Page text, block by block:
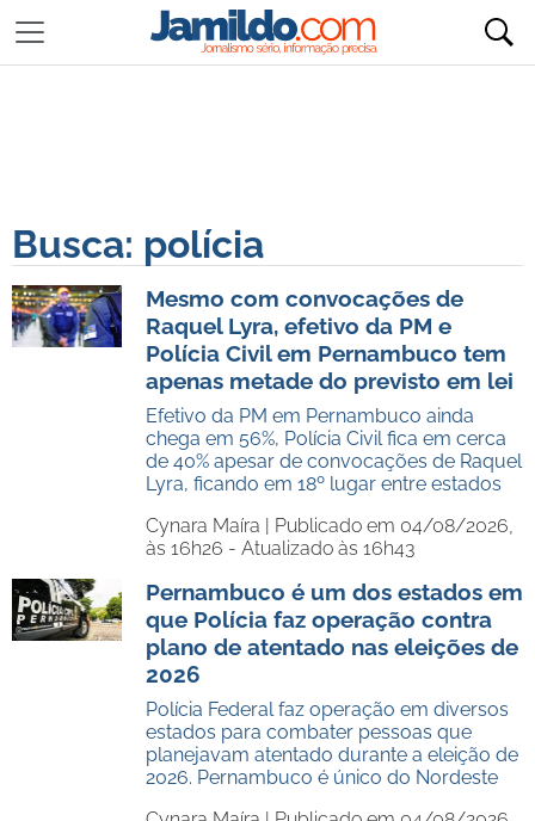
Busca: polícia
Mesmo com convocações de
Raquel Lyra, efetivo da PM e
Polícia Civil em Pernambuco tem
apenas metade do previsto em lei
Efetivo da PM em Pernambuco ainda
chega em 56%, Polícia Civil fica em cerca
de 40% apesar de convocações de Raquel
Lyra, ficando em 18º lugar entre estados
Cynara Maíra | Publicado em 04/08/2026,
às 16h26 - Atualizado às 16h43
Pernambuco é um dos estados em
que Polícia faz operação contra
plano de atentado nas eleições de
2026
Polícia Federal faz operação em diversos
estados para combater pessoas que
planejavam atentado durante a eleição de
2026. Pernambuco é único do Nordeste